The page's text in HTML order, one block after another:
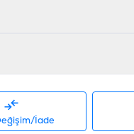
İade